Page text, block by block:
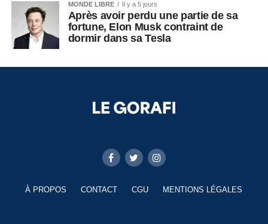
MONDE LIBRE Il y a 5 jours
Après avoir perdu une partie de sa
fortune, Elon Musk contraint de
dormir dans sa Tesla
À PROPOS CONTACT CGU MENTIONS LÉGALES